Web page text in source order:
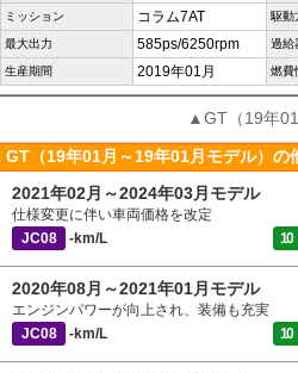
ミッション コラム7AT 駆動
最大出力 585ps/6250rpm 過給
生産期間 2019年01月 燃費
▲GT（19年
GT（19年01月～19年01月モデル）の
2021年02月～2024年03月モデル
仕様変更に伴い車両価格を改定
JC08
-km/L 10
2020年08月～2021年01月モデル
エンジンパワーが向上され、装備も充実
JC08
-km/L 10